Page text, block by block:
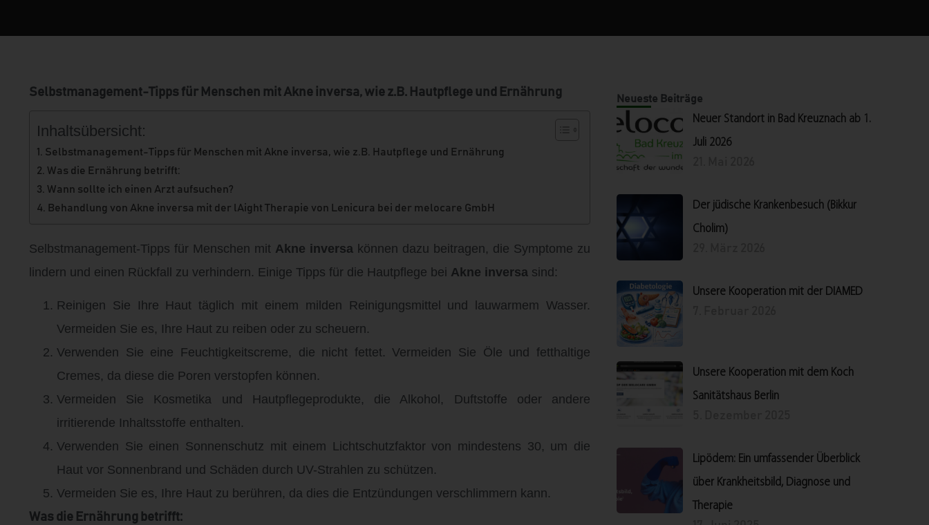
Selbstmanagement-Tipps für Menschen mit Akne inversa, wie z.B. Hautpflege und Ernährung
Inhaltsübersicht:
Selbstmanagement-Tipps für Menschen mit Akne inversa, wie z.B. Hautpflege und Ernährung
Was die Ernährung betrifft:
Wann sollte ich einen Arzt aufsuchen?
Behandlung von Akne inversa mit der lAight Therapie von Lenicura bei der melocare GmbH
Selbstmanagement-Tipps für Menschen mit Akne inversa können dazu beitragen, die Symptome zu
lindern und einen Rückfall zu verhindern. Einige Tipps für die Hautpflege bei Akne inversa sind:
Reinigen Sie Ihre Haut täglich mit einem milden Reinigungsmittel und lauwarmem Wasser.
Vermeiden Sie es, Ihre Haut zu reiben oder zu scheuern.
Verwenden Sie eine Feuchtigkeitscreme, die nicht fettet. Vermeiden Sie Öle und fetthaltige
Cremes, da diese die Poren verstopfen können.
Vermeiden Sie Kosmetika und Hautpflegeprodukte, die Alkohol, Duftstoffe oder andere
irritierende Inhaltsstoffe enthalten.
Verwenden Sie einen Sonnenschutz mit einem Lichtschutzfaktor von mindestens 30, um die
Haut vor Sonnenbrand und Schäden durch UV-Strahlen zu schützen.
Vermeiden Sie es, Ihre Haut zu berühren, da dies die Entzündungen verschlimmern kann.
Was die Ernährung betrifft:
Neueste Beiträge
Neuer Standort in Bad Kreuznach ab 1.
Juli 2026
Der jüdische Krankenbesuch (Bikkur
Cholim)
Unsere Kooperation mit der DIAMED
Unsere Kooperation mit dem Koch
Sanitätshaus Berlin
Lipödem: Ein umfassender Überblick
über Krankheitsbild, Diagnose und
Therapie